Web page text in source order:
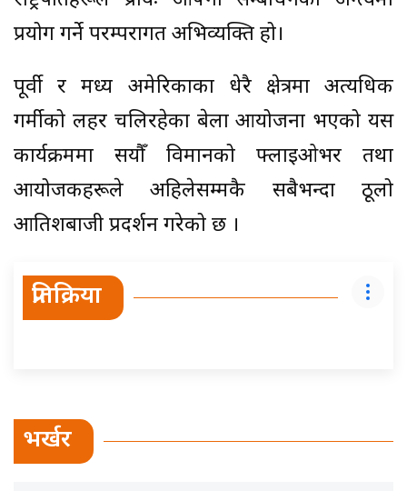
प्रयोग गर्ने परम्परागत अभिव्यक्ति हो।
पूर्वी र मध्य अमेरिकाका धेरै क्षेत्रमा अत्यधिक
गर्मीको लहर चलिरहेका बेला आयोजना भएको यस
कार्यक्रममा सयौँ विमानको फ्लाइओभर तथा
आयोजकहरूले अहिलेसम्मकै सबैभन्दा ठूलो
आतिशबाजी प्रदर्शन गरेको छ ।
प्रतिक्रिया
भर्खर